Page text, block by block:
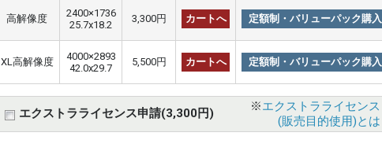
高解像度
2400×1736
25.7x18.2
3,300円 カートへ 定額制・バリューパック購入
XL高解像度
4000×2893
42.0x29.7
5,500円 カートへ 定額制・バリューパック購入
エクストラライセンス申請(3,300円) ※エクストラライセンス
(販売目的使用)とは